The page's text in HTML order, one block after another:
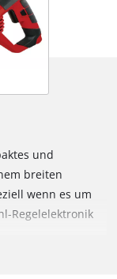
und
breiten
wenn es um
Regelelektronik
650 E ist mit